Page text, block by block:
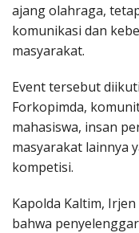
ajang olahraga,
komunikasi dan
masyarakat.
Event tersebut
Forkopimda,
mahasiswa, insan
masyarakat lainnya
kompetisi.
Kapolda Kaltim,
bahwa